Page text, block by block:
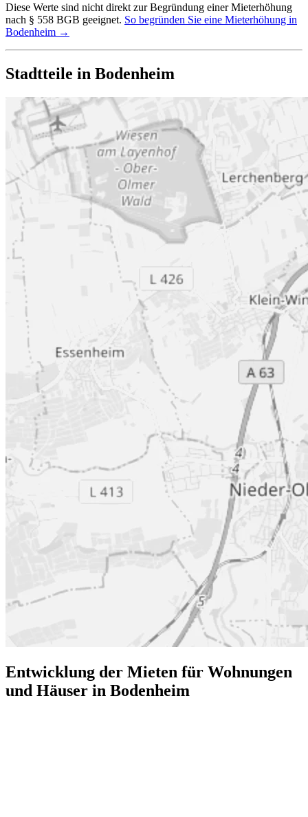
Diese Werte sind nicht direkt zur Begründung einer Mieterhöhung
nach § 558 BGB geeignet. So begründen Sie eine Mieterhöhung in
Bodenheim →
Stadtteile in Bodenheim
Entwicklung der Mieten für Wohnungen
und Häuser in Bodenheim